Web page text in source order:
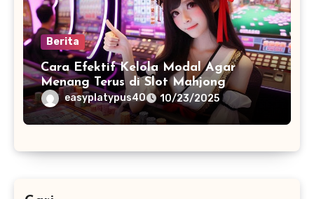
Berita
Cara Efektif Kelola Modal Agar
Menang Terus di Slot Mahjong
easyplatypus40 10/23/2025